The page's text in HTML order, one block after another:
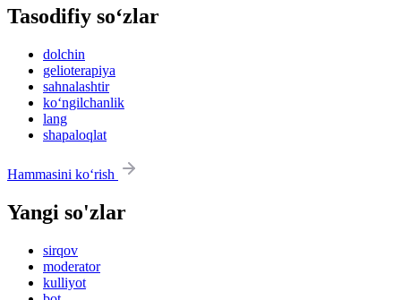
Tasodifiy so‘zlar
dolchin
gelioterapiya
sahnalashtir
ko‘ngilchanlik
lang
shapaloqlat
Hammasini ko‘rish
Yangi so'zlar
sirqov
moderator
kulliyot